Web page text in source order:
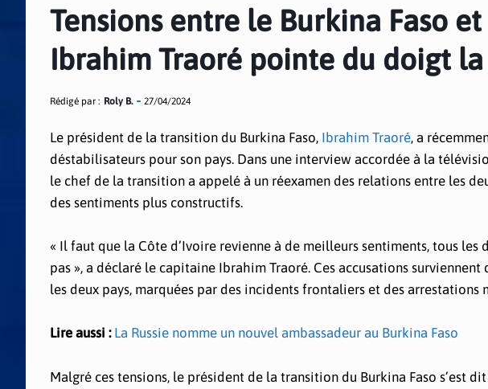
Tensions entre le Burkina Faso
Ibrahim Traoré pointe du doigt
Rédigé par : Roly B. 27/04/2024
Le président de la transition du Burkina Faso, Ibrahim Traoré, a
déstabilisateurs pour son pays. Dans une interview accordée à la
le chef de la transition a appelé à un réexamen des relations entre les
des sentiments plus constructifs.
« Il faut que la Côte d’Ivoire revienne à de meilleurs sentiments, tous les
pas », a déclaré le capitaine Ibrahim Traoré. Ces accusations
les deux pays, marquées par des incidents frontaliers et des arrestations
Lire aussi : La Russie nomme un nouvel ambassadeur au Burkina Faso
Malgré ces tensions, le président de la transition du Burkina Faso s’est